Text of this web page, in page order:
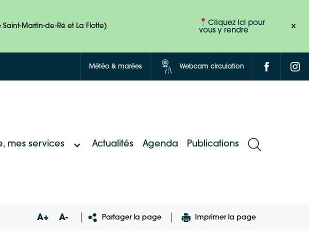
Martin-de-Ré et La Flotte)
Cliquez ici pour
vous y rendre
Météo & marées Webcam circulation
mes services Actualités Agenda Publications
A+ A- Partager la page Imprimer la page